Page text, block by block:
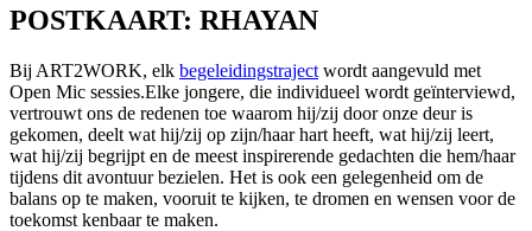
POSTKAART: RHAYAN
Bij ART2WORK, elk begeleidingstraject wordt aangevuld met
Open Mic sessies.Elke jongere, die individueel wordt geïnterviewd,
vertrouwt ons de redenen toe waarom hij/zij door onze deur is
gekomen, deelt wat hij/zij op zijn/haar hart heeft, wat hij/zij leert,
wat hij/zij begrijpt en de meest inspirerende gedachten die hem/haar
tijdens dit avontuur bezielen. Het is ook een gelegenheid om de
balans op te maken, vooruit te kijken, te dromen en wensen voor de
toekomst kenbaar te maken.